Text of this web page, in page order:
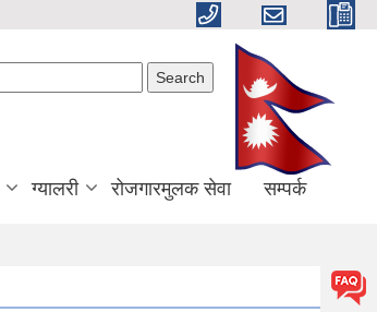
ग्यालरी रोजगारमुलक सेवा सम्पर्क